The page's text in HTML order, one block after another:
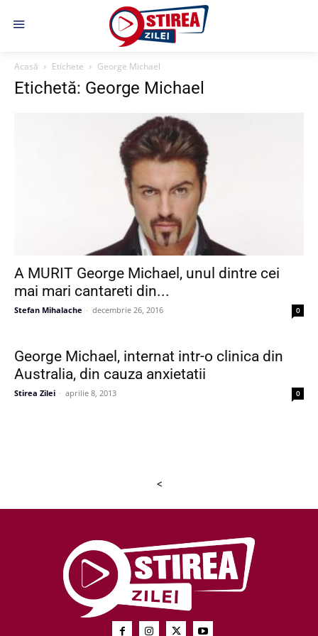
Acasă Etichete George Michael
Etichetă: George Michael
A MURIT George Michael, unul dintre cei
mai mari cantareti din...
Stefan Mihalache - decembrie 26, 2016 0
George Michael, internat intr-o clinica din
Australia, din cauza anxietatii
Stirea Zilei - aprilie 8, 2013 0
<